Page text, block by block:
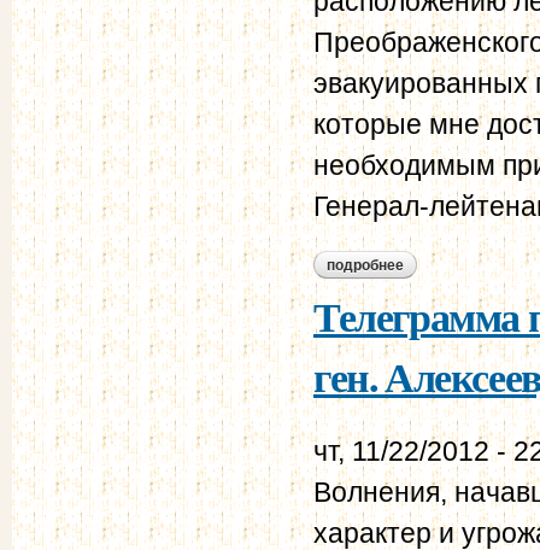
которые мне
необходимым
Генерал-
подробнее о телеграмма
Телеграмма
ген.
чт, 11/22/2012 -
Волнения,
характер и